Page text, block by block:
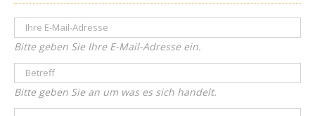
Bitte geben Sie Ihre E-Mail-Adresse ein.
Bitte geben Sie an um was es sich handelt.